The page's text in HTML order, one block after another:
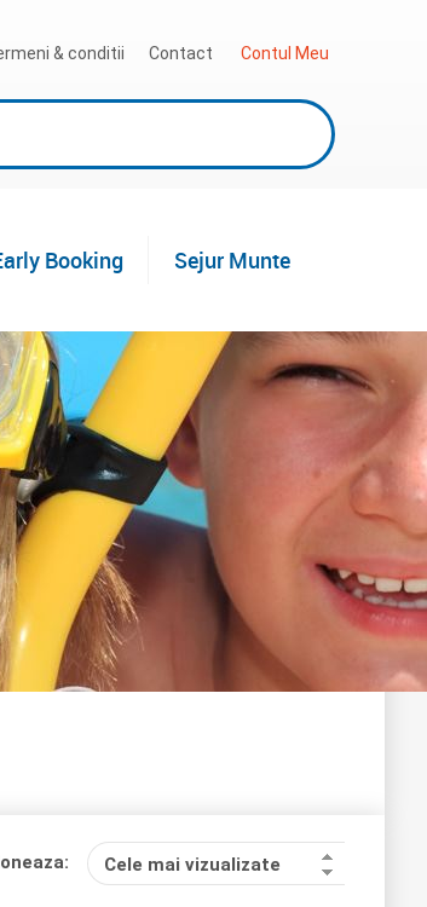
& conditii Contact Contul Meu
Booking Sejur Munte
Cele mai vizualizate